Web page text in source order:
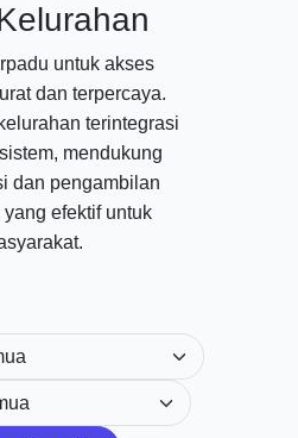
untuk akses
dan terpercaya.
terintegrasi
mendukung
dan pengambilan
yang efektif untuk